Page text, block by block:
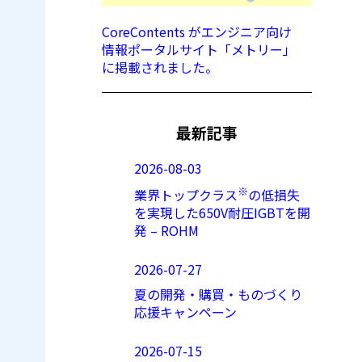
CoreContents がエンジニア向け
情報ポータルサイト「メトリー」
に掲載されました。
最新記事
2026-08-03
業界トップクラス※の低損失
を実現した650V耐圧IGBTを開
発 – ROHM
2026-07-27
夏の開発・購買・ものづくり
応援キャンペーン
2026-07-15